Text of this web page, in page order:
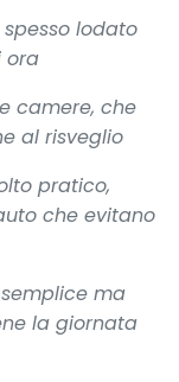
lodato
ora
camere, che
al risveglio
pratico,
che evitano
ma
la giornata